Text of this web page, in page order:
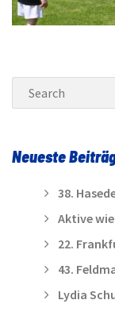
Search
Neueste
38.
Aktive
22.
43.
Lydia